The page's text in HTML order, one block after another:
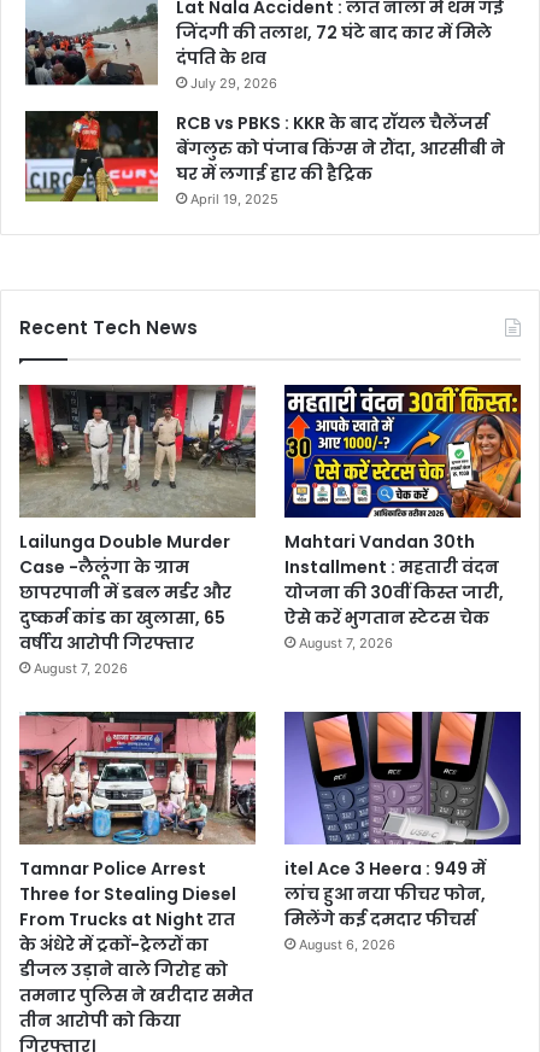
Lat Nala Accident : लात नाला में थम गई
जिंदगी की तलाश, 72 घंटे बाद कार में मिले
दंपति के शव
July 29, 2026
RCB vs PBKS : KKR के बाद रॉयल चैलेंजर्स
बेंगलुरु को पंजाब किंग्स ने रौंदा, आरसीबी ने
घर में लगाई हार की हैट्रिक
April 19, 2025
Recent Tech News
Lailunga Double Murder
Case -लैलूंगा के ग्राम
छापरपानी में डबल मर्डर और
दुष्कर्म कांड का खुलासा, 65
वर्षीय आरोपी गिरफ्तार
August 7, 2026
Mahtari Vandan 30th
Installment : महतारी वंदन
योजना की 30वीं किस्त जारी,
ऐसे करें भुगतान स्टेटस चेक
August 7, 2026
Tamnar Police Arrest
Three for Stealing Diesel
From Trucks at Night रात
के अंधेरे में ट्रकों-ट्रेलरों का
डीजल उड़ाने वाले गिरोह को
तमनार पुलिस ने खरीदार समेत
तीन आरोपी को किया
गिरफ्तार।
itel Ace 3 Heera : 949 में
लांच हुआ नया फीचर फोन,
मिलेंगे कई दमदार फीचर्स
August 6, 2026